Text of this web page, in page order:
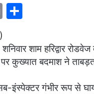
E
ai
l
ar
e
शनिवार शाम हरिद्वार
पर कुख्यात बदमाश ने
इंस्पेक्टर गंभीर रूप से